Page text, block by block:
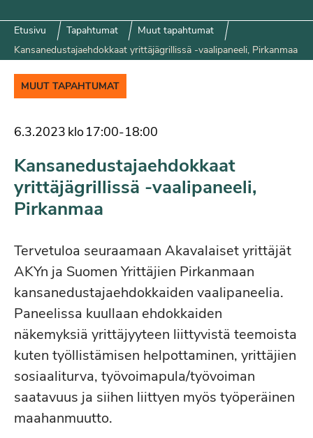
Etusivu Tapahtumat
Muut tapahtumat
Kansanedustajaehdokkaat yrittäjägrillissä -vaalipaneeli, Pirkanmaa
MUUT TAPAHTUMAT
6.3.2023 klo17:00-18:00
Kansanedustajaehdokkaat
yrittäjägrillissä -vaalipaneeli,
Pirkanmaa
Tervetuloa seuraamaan Akavalaiset yrittäjät
AKYn ja Suomen Yrittäjien Pirkanmaan
kansanedustajaehdokkaiden vaalipaneelia.
Paneelissa kuullaan ehdokkaiden
näkemyksiä yrittäjyyteen liittyvistä teemoista
kuten työllistämisen helpottaminen, yrittäjien
sosiaaliturva, työvoimapula/työvoiman
saatavuus ja siihen liittyen myös työperäinen
maahanmuutto.